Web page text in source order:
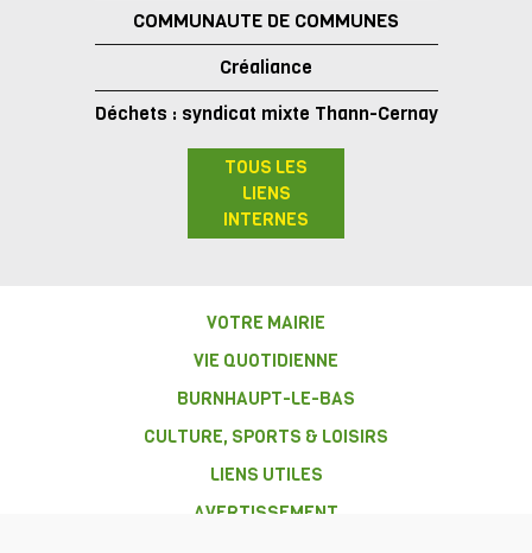
COMMUNAUTE DE COMMUNES
Créaliance
Déchets : syndicat mixte Thann-Cernay
TOUS LES
LIENS
INTERNES
VOTRE MAIRIE
VIE QUOTIDIENNE
BURNHAUPT-LE-BAS
CULTURE, SPORTS & LOISIRS
LIENS UTILES
AVERTISSEMENT